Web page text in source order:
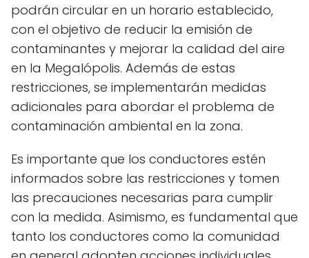
podrán circular en un horario establecido,
con el objetivo de reducir la emisión de
contaminantes y mejorar la calidad del aire
en la Megalópolis. Además de estas
restricciones, se implementarán medidas
adicionales para abordar el problema de
contaminación ambiental en la zona.
Es importante que los conductores estén
informados sobre las restricciones y tomen
las precauciones necesarias para cumplir
con la medida. Asimismo, es fundamental que
tanto los conductores como la comunidad